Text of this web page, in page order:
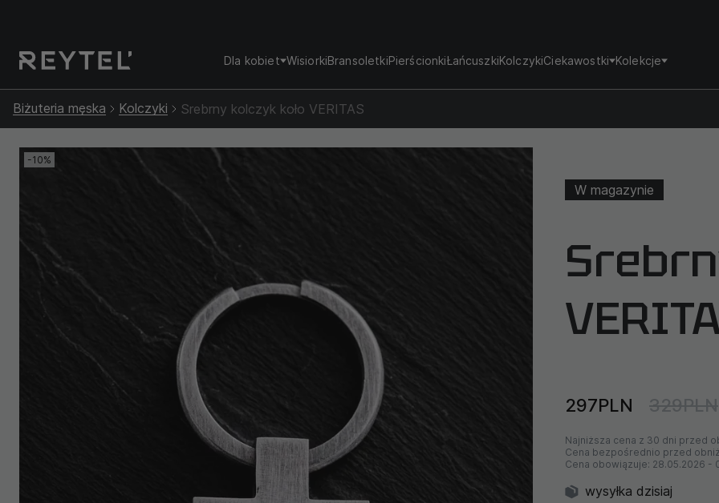
Dla kobiet WisiorkiBransoletkiPierścionkiŁańcuszkiKolczykiCiekawostki Kolekcje
Biżuteria męska Kolczyki Srebrny kolczyk koło VERITAS
-10%
W magazynie
297PLN 329PLN
Najniższa cena z 30 dni przed
Cena bezpośrednio przed
Cena obowiązuje: 28.05.2026 -
wysyłka dzisiaj